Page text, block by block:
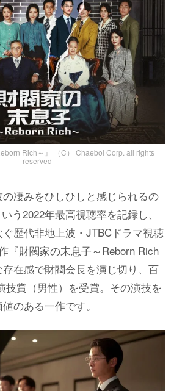
Rich～』 （C） Chaebol Corp. all rights
reserved
凄みをひしひしと感じられるの
う2022年最高視聴率を記録し、
ぐ歴代非地上波・JTBCドラマ視聴
『財閥家の末息子～Reborn Rich
在感で財閥会長を演じ切り、百
技賞（男性）を受賞。その演技を
のある一作です。